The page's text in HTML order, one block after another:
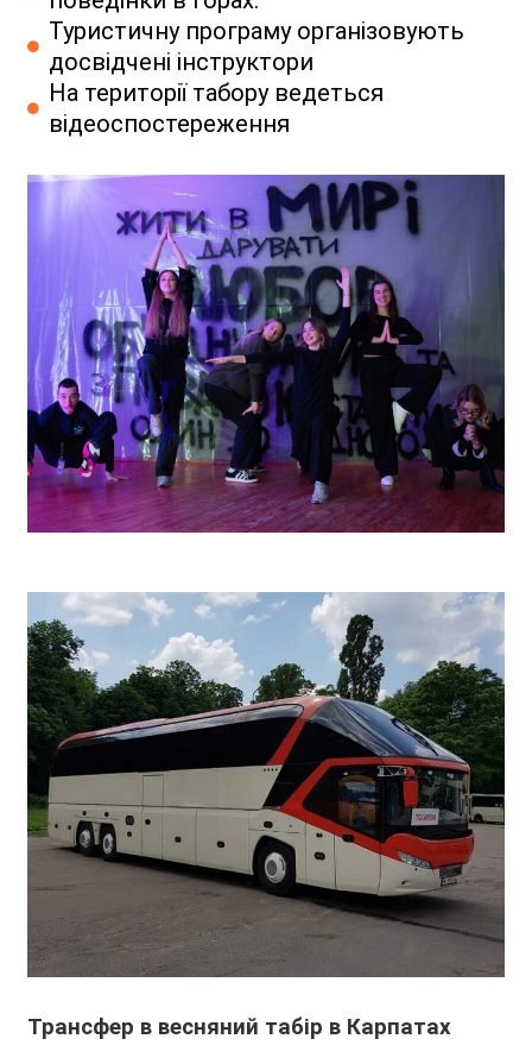
Туристичну програму організовують
досвідчені інструктори
На території табору ведеться
відеоспостереження
Трансфер в весняний табір в Карпатах